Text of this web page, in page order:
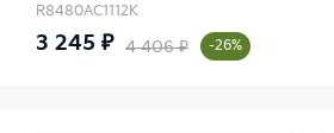
R8480AC1112K
3 245 ₽ 4 406 ₽ -26%